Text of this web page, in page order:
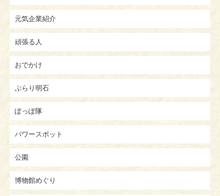
元気企業紹介
頑張る人
おでかけ
ぶらり明石
ぽっぽ隊
パワースポット
公園
博物館めぐり